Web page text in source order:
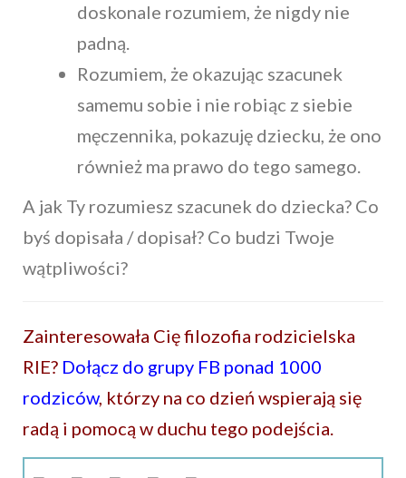
doskonale rozumiem, że nigdy nie
padną.
Rozumiem, że okazując szacunek
samemu sobie i nie robiąc z siebie
męczennika, pokazuję dziecku, że ono
również ma prawo do tego samego.
A jak Ty rozumiesz szacunek do dziecka? Co
byś dopisała / dopisał? Co budzi Twoje
wątpliwości?
Zainteresowała Cię filozofia rodzicielska
RIE? Dołącz do grupy FB ponad 1000
rodziców, którzy na co dzień wspierają się
radą i pomocą w duchu tego podejścia.